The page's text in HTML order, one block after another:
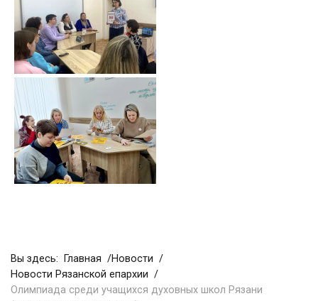
Вы здесь: Главная
Новости
Новости Рязанской епархии
Олимпиада среди учащихся духовных школ Рязани